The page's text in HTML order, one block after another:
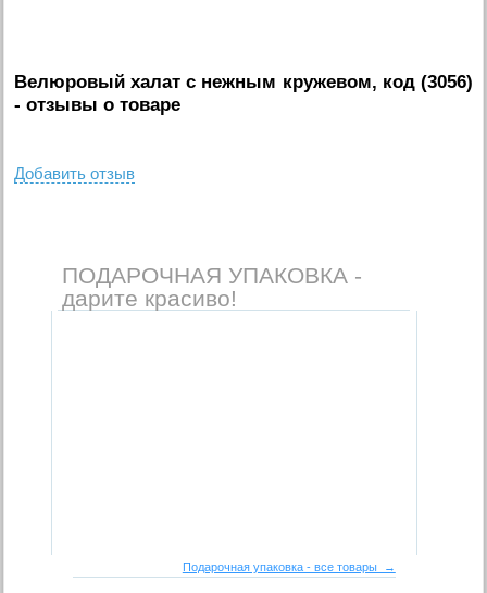
Велюровый халат с нежным кружевом, код (3056)
- отзывы о товаре
Добавить отзыв
ПОДАРОЧНАЯ УПАКОВКА -
дарите красиво!
Подарочная упаковка - все товары →